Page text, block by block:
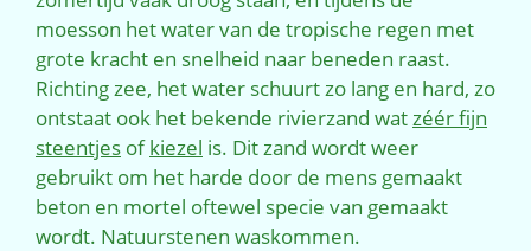
moesson het water van de tropische regen met
grote kracht en snelheid naar beneden raast.
Richting zee, het water schuurt zo lang en hard, zo
ontstaat ook het bekende rivierzand watzéér fijn
steentjes ofkiezel is. Dit zand wordt weer
gebruikt om het harde door de mens gemaakt
beton en mortel oftewel specie van gemaakt
wordt. Natuurstenen waskommen.